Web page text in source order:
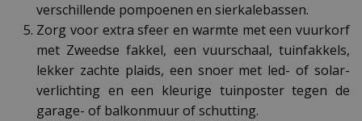
verschillende pompoenen en sierkalebassen.
Zorg voor extra sfeer en warmte met een vuurkorf
met Zweedse fakkel, een vuurschaal, tuinfakkels,
lekker zachte plaids, een snoer met led- of solar-
verlichting en een kleurige tuinposter tegen de
garage- of balkonmuur of schutting.